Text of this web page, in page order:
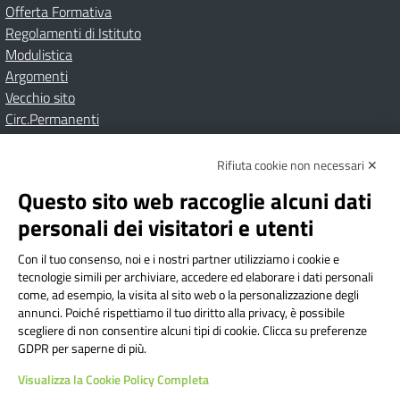
Offerta Formativa
Regolamenti di Istituto
Modulistica
Argomenti
Vecchio sito
Circ.Permanenti
Albo onlinePrivacy Policy
Dichiarazione di accessibilità
Note Legali
Istituto Comprensivo Bricherasio
Via Cesare Bollea n. 3 - 10064 Bricherasio (TO) | P.E.O.:
toic84200d@istruzione.it | P.E.C.:
toic84200d@pec.istruzione.it
Codice Fiscale: 94544620019 | Cod. Meccanografico:
TOIC84200D | Codice IPA: istsc_toic84200d | Codice
Rifiuta cookie non necessari ✕
Questo sito web raccoglie alcuni dati
personali dei visitatori e utenti
Con il tuo consenso, noi e i nostri partner utilizziamo i cookie e
tecnologie simili per archiviare, accedere ed elaborare i dati personali
come, ad esempio, la visita al sito web o la personalizzazione degli
annunci. Poiché rispettiamo il tuo diritto alla privacy, è possibile
scegliere di non consentire alcuni tipi di cookie. Clicca su preferenze
GDPR per saperne di più.
Visualizza la Cookie Policy Completa